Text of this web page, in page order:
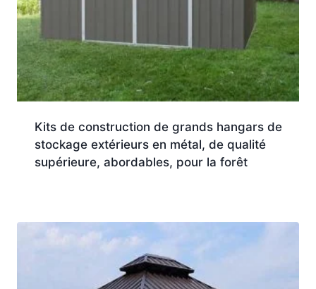
Kits de construction de grands hangars de
stockage extérieurs en métal, de qualité
supérieure, abordables, pour la forêt